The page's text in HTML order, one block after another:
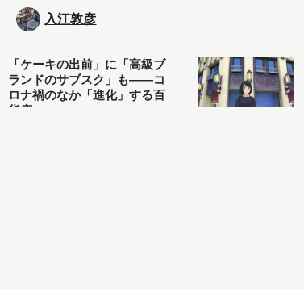
入江敦彦
「ケーキの出前」に「高級ブ
ランドのサブスク」も――コ
ロナ禍のなか「進化」する百
貨店